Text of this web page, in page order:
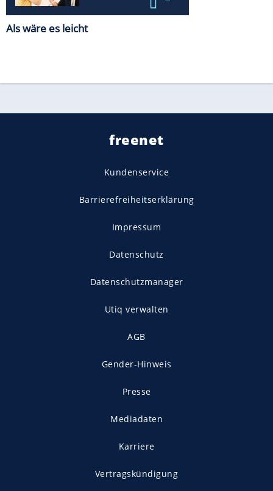
Als wäre es leicht
freenet
Kundenservice
Barrierefreiheitserklärung
Impressum
Datenschutz
Datenschutzmanager
Utiq verwalten
AGB
Gender-Hinweis
Presse
Mediadaten
Karriere
Vertragskündigung